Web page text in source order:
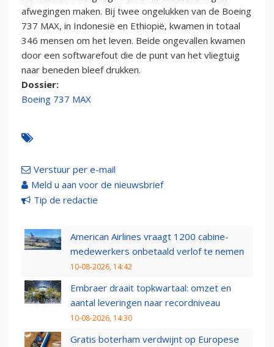
afwegingen maken. Bij twee ongelukken van de Boeing
737 MAX, in Indonesië en Ethiopië, kwamen in totaal
346 mensen om het leven. Beide ongevallen kwamen
door een softwarefout die de punt van het vliegtuig
naar beneden bleef drukken.
Dossier:
Boeing 737 MAX
Verstuur per e-mail
Meld u aan voor de nieuwsbrief
Tip de redactie
American Airlines vraagt 1200 cabine-
medewerkers onbetaald verlof te nemen
10-08-2026, 14:42
Embraer draait topkwartaal: omzet en
aantal leveringen naar recordniveau
10-08-2026, 14:30
Gratis boterham verdwijnt op Europese